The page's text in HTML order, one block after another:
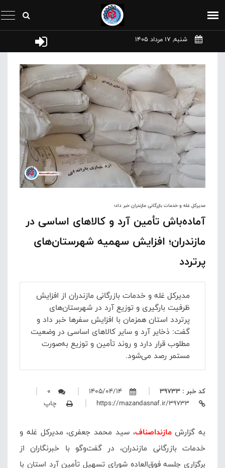
شنبه, 17 مرداد 1405
مدیرکل غله و خدمات بازرگانی مازندران خبر داد؛
آماده‌باش تأمین آرد و کالاهای اساسی در
مازندران؛ افزایش سهمیه شهرستان‌های
پرتردد
مدیرکل غله و خدمات بازرگانی مازندران از افزایش
ظرفیت بارگیری و توزیع آرد در شهرستان‌های
پرتردد استان همزمان با افزایش سفرها خبر داد و
گفت: ذخایر آرد و سایر کالاهای اساسی در وضعیت
مطلوب قرار دارد و روند تأمین و توزیع به‌صورت
مستمر رصد می‌شود.
کد خبر : 39733 1405/04/14
0
چاپ
به گزارشمازنداصناف، سید محمد جعفری، مدیرکل غله و
خدمات بازرگانی مازندران، در گفت‌وگو با خبرنگاران از
برگزاری جلسه فوق‌العاده شورای تسهیل تأمین آرد استان با